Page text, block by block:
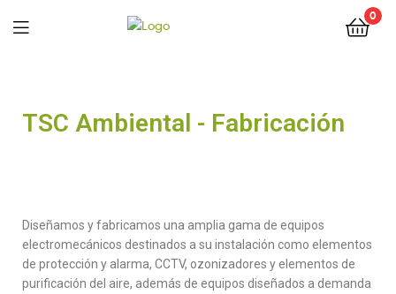
0
TSC Ambiental - Fabricación
Diseñamos y fabricamos una amplia gama de equipos
electromecánicos destinados a su instalación como elementos
de protección y alarma, CCTV, ozonizadores y elementos de
purificación del aire, además de equipos diseñados a demanda